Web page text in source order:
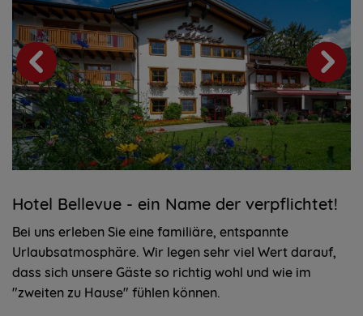
Hotel Bellevue - ein Name der verpflichtet!
Bei uns erleben Sie eine familiäre, entspannte
Urlaubsatmosphäre. Wir legen sehr viel Wert darauf,
dass sich unsere Gäste so richtig wohl und wie im
"zweiten zu Hause" fühlen können.